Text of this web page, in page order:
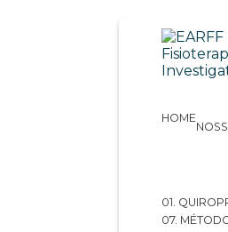
HOME
01.
07.